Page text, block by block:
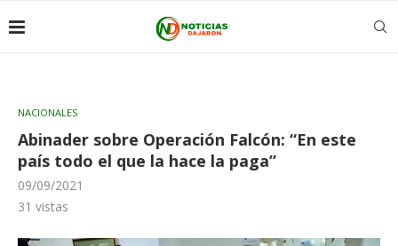
NACIONALES
Abinader sobre Operación Falcón: “En este
país todo el que la hace la paga”
09/09/2021
31 vistas